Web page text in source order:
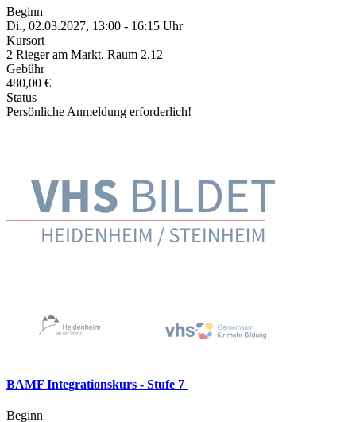
Beginn
Di., 02.03.2027, 13:00 - 16:15 Uhr
Kursort
2 Rieger am Markt, Raum 2.12
Gebühr
480,00 €
Status
Persönliche Anmeldung erforderlich!
BAMF Integrationskurs - Stufe 7
Beginn